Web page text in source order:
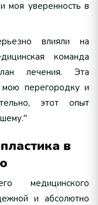
моя уверенность в
влияли на
команда
лечения. Эта
мою перегородку и
этот опыт
в
медицинского
и абсолютно